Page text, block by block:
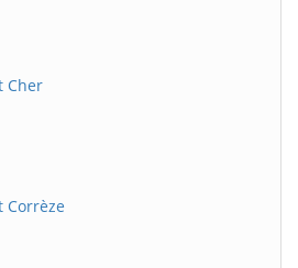
Cher
Corrèze